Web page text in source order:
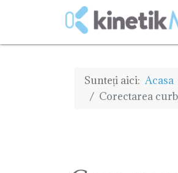
Sunteți aici: Acasa
Corectarea